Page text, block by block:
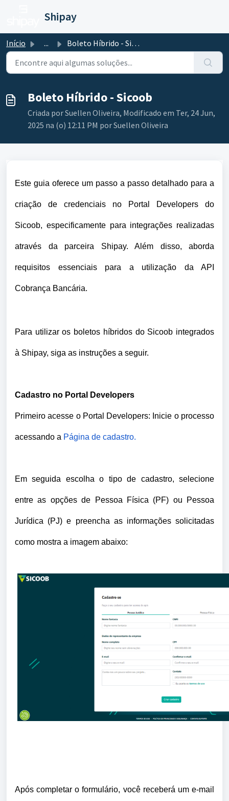
Shipay
Início ... Boleto Híbrido - Sicoob
Boleto Híbrido - Sicoob
Criada por Suellen Oliveira, Modificado em Ter, 24 Jun,
2025 na (o) 12:11 PM por Suellen Oliveira
Este guia oferece um passo a passo detalhado para a
criação de credenciais no Portal Developers do
Sicoob, especificamente para integrações realizadas
através da parceira Shipay. Além disso, aborda
requisitos essenciais para a utilização da API
Cobrança Bancária.
Para utilizar os boletos híbridos do Sicoob integrados
à Shipay, siga as instruções a seguir.
Cadastro no Portal Developers
Primeiro acesse o Portal Developers: Inicie o processo
acessando a Página de cadastro.
Em seguida escolha o tipo de cadastro, selecione
entre as opções de Pessoa Física (PF) ou Pessoa
Jurídica (PJ) e preencha as informações solicitadas
como mostra a imagem abaixo:
Após completar o formulário, você receberá um e-mail